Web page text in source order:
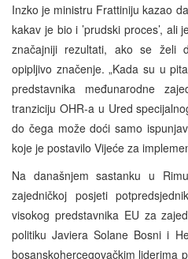
Inzko je ministru Frattiniju kazao
kakav je bio i ’prudski proces’,
značajniji rezultati, ako se želi
opipljivo značenje. „Kada su u
predstavnika međunarodne
tranziciju OHR-a u Ured
do čega može doći samo
koje je postavilo Vijeće za
Na današnjem sastanku u
zajedničkoj posjeti
visokog predstavnika EU za
politiku Javiera Solane Bosni i
bosanskohercegovačkim liderima